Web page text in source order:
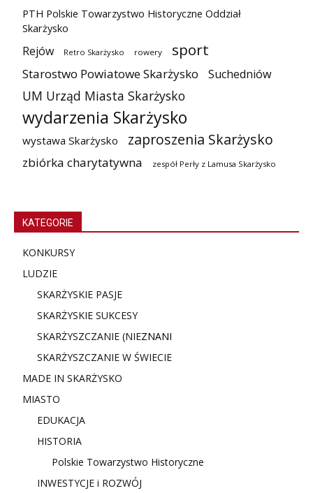
PTH Polskie Towarzystwo Historyczne Oddział
Skarżysko
Rejów Retro Skarżysko rowery sport
Starostwo Powiatowe Skarżysko Suchedniów
UM Urząd Miasta Skarżysko
wydarzenia Skarżysko
wystawa Skarżysko zaproszenia Skarżysko
zbiórka charytatywna zespół Perły z Lamusa Skarżysko
KATEGORIE
KONKURSY
LUDZIE
SKARŻYSKIE PASJE
SKARŻYSKIE SUKCESY
SKARŻYSZCZANIE (NIEZNANI
SKARŻYSZCZANIE W ŚWIECIE
MADE IN SKARŻYSKO
MIASTO
EDUKACJA
HISTORIA
Polskie Towarzystwo Historyczne
INWESTYCJE i ROZWÓJ